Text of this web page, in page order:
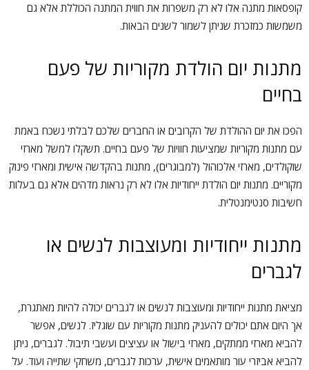
קופסאות מתנה אלו לא רק משפרות את חווית המתנה הכוללת אלא גם
משמשות כמזכרת שניתן לשמור לשנים הבאות.
מתנות יום הולדת מקוריות של פעם
בחיים
הפכו את יום ההולדת של הקרובים או החברים שלכם לבלתי נשכח באמת
עם מתנות מקוריות שמציעות חוויות של פעם בחיים. תשקלו למשל מארזי
שוקולדים, מארזי אלכוהול (למבוגרים), מתנות בהקדשה אישית ומארזי פינוק
מקוריים. מתנות יום הולדת ייחודיות אלו לא רק נראות מדהים אלא גם בעלות
חשיבות סנטימנטלית.
מתנות ייחודיות ומעוצבות לנשים או
לגברים
מציאת מתנות ייחודיות ומעוצבות לנשים או לגברים יכולה להיות מאתגרת,
אך היום אתם יכולים להעניק מתנות מקוריות עם שוגליז. לנשים, אפשר
להביא מארזי ממתקים, מארזי בישול או עציצים ועשבי תיבול. לגברים, ניתן
להביא אביזרי עור מותאמים אישית, ערכות לגברים, משחקי שתייה ועוד. על